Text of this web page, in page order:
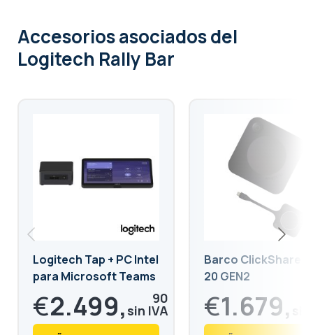
Accesorios asociadosdel
Logitech Rally Bar
Logitech Tap + PC Intel
para Microsoft Teams
Room
€2.499, 90
Barco ClickShare
20 GEN2
€1.679,